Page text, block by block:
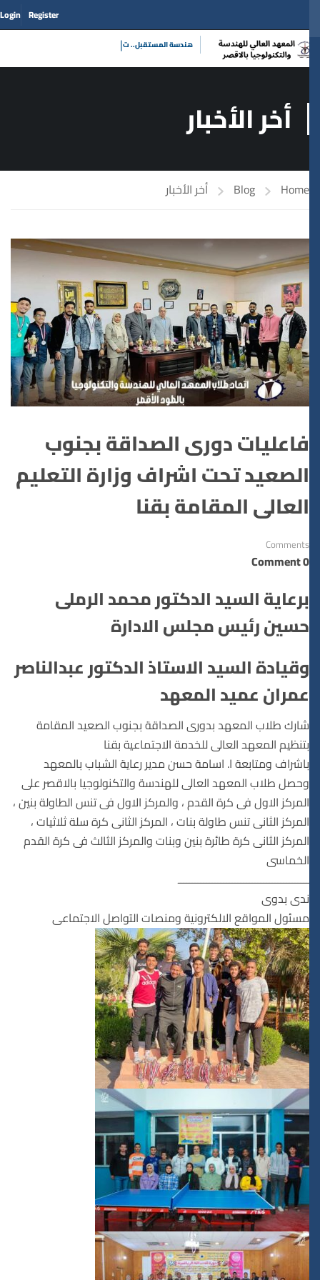
Register
Login
هندسة المستق|
أخر الأخبار
Home
Blog أخر الأخبار
فاعليات دورى الصداقة بجنوب
الصعيد تحت اشراف وزارة التعليم
العالى المقامة بقنا
Comments
برعاية السيد الدكتور محمد الرملى
حسين رئيس مجلس الادارة
وقيادة السيد الاستاذ الدكتور عبدالناصر
عمران عميد المعهد
شارك طلاب المعهد بدورى الصداقة بجنوب الصعيد المقامة
بتنظيم المعهد العالى للخدمة الاجتماعية بقنا
باشراف ومتابعة ا. اسامة حسن مدير رعاية الشباب بالمعهد
وحصل طلاب المعهد العالى للهندسة والتكنولوجيا بالاقصر على
المركز الاول فى كرة القدم ، والمركز الاول فى تنس الطاولة بنين ،
المركز الثانى تنس طاولة بنات ، المركز الثانى كرة سلة ثلاثيات ،
المركز الثانى كرة طائرة بنين وبنات والمركز الثالث فى كرة القدم
الخماسى
ــــــــــــــــــــــــــــــــــــــــــــــ
ندى بدوى
مسئول المواقع الالكترونية ومنصات التواصل الاجتماعى